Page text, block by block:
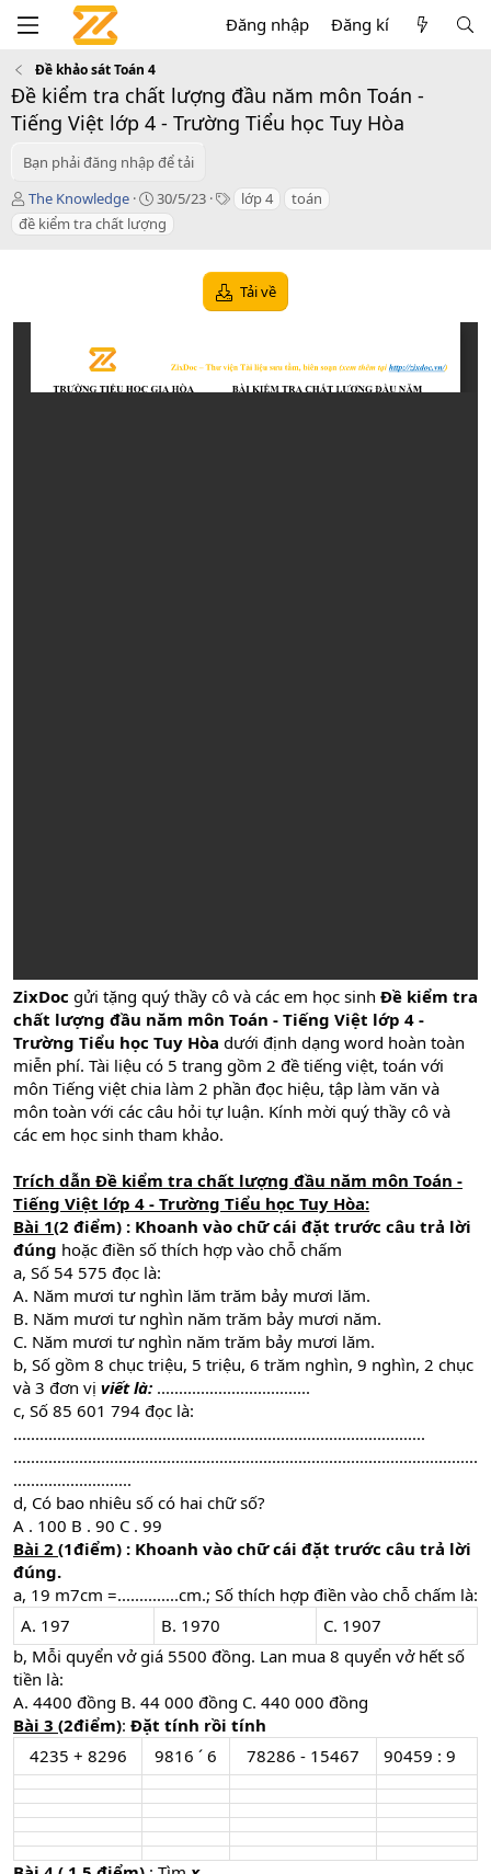
Đăng nhập Đăng kí
Đề khảo sát Toán 4
Đề kiểm tra chất lượng đầu năm môn Toán -
Tiếng Việt lớp 4 - Trường Tiểu học Tuy Hòa
Bạn phải đăng nhập để tải
T
á
c
The Knowledge
C
r
e
t
30/5/23
T lớp 4
toán
đề kiểm tra chất lượng
Tải về
ZixDoc gửi tặng quý thầy cô và các em học sinh Đề kiểm tra
chất lượng đầu năm môn Toán - Tiếng Việt lớp 4 -
Trường Tiểu học Tuy Hòa dưới định dạng word hoàn toàn
miễn phí. Tài liệu có 5 trang gồm 2 đề tiếng việt, toán với
môn Tiếng việt chia làm 2 phần đọc hiệu, tập làm văn và
môn toàn với các câu hỏi tự luận. Kính mời quý thầy cô và
các em học sinh tham khảo.
Trích dẫn Đề kiểm tra chất lượng đầu năm môn Toán -
Tiếng Việt lớp 4 - Trường Tiểu học Tuy Hòa:
Bài 1(2 điểm) : Khoanh vào chữ cái đặt trước câu trả lời
đúng hoặc điền số thích hợp vào chỗ chấm
a, Số 54 575 đọc là:
A. Năm mươi tư nghìn lăm trăm bảy mươi lăm.
B. Năm mươi tư nghìn năm trăm bảy mươi năm.
C. Năm mươi tư nghìn năm trăm bảy mươi lăm.
b, Số gồm 8 chục triệu, 5 triệu, 6 trăm nghìn, 9 nghìn, 2 chục
và 3 đơn vị viết là: ...................................
c, Số 85 601 794 đọc là:
..............................................................................................
..........................................................................................................
...........................
d, Có bao nhiêu số có hai chữ số?
A . 100 B . 90 C . 99
Bài 2 (1điểm) : Khoanh vào chữ cái đặt trước câu trả lời
đúng.
a, 19 m7cm =..............cm.; Số thích hợp điền vào chỗ chấm là:
A. 197
B. 1970
C. 1907
b, Mỗi quyển vở giá 5500 đồng. Lan mua 8 quyển vở hết số
tiền là:
A. 4400 đồng B. 44 000 đồng C. 440 000 đồng
Bài 3 (2điểm): Đặt tính rồi tính
4235 + 8296​
9816 ´ 6​ 78286 - 15467​ 90459 : 9